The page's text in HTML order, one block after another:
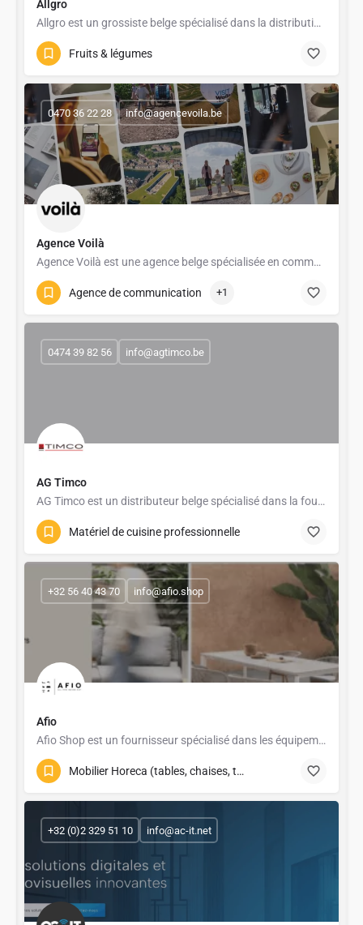
Allgro
Allgro est un grossiste belge spécialisé dans la distribution de fruits et légumes frais pour les…
Fruits & légumes
Agence Voilà
Agence Voilà est une agence belge spécialisée en communication digitale et marketing pour l’horeca et le…
0470 36 22 28 info@agencevoila.be
Agence de communication +1
AG Timco
AG Timco est un distributeur belge spécialisé dans la fourniture de matériel professionnel pour l’horeca, la…
0474 39 82 56 info@agtimco.be
Matériel de cuisine professionnelle
Afio
Afio Shop est un fournisseur spécialisé dans les équipements et accessoires professionnels pour le secteur…
+32 56 40 43 70 info@afio.shop
Mobilier Horeca (tables, chaises, terrasses)
+32 (0)2 329 51 10 info@ac-it.net